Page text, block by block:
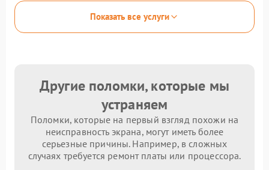
Показать все услуги
Другие поломки, которые мы
устраняем
Поломки, которые на первый взгляд похожи на
неисправность экрана, могут иметь более
серьезные причины. Например, в сложных
случаях требуется ремонт платы или процессора.